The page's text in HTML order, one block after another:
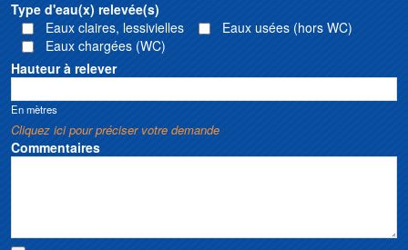
Type d'eau(x) relevée(s)
Eaux claires, lessivielles
Eaux usées (hors WC)
Eaux chargées (WC)
Hauteur à relever
En mètres
Cliquez ici pour préciser votre demande
Commentaires